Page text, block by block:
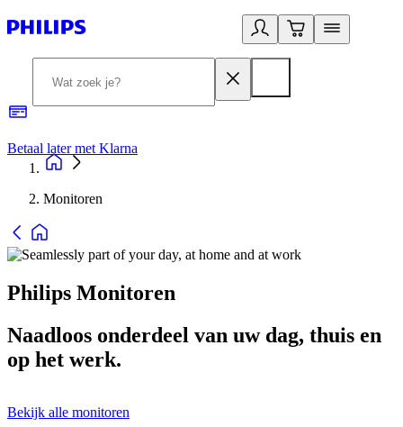
Betaal later met Klarna
Monitoren
Philips Monitoren
Naadloos onderdeel van uw dag, thuis en
op het werk.
Bekijk alle monitoren